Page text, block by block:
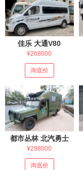
佳乐 大通V80
¥268000
询底价
都市丛林 北汽勇士
¥298000
询底价